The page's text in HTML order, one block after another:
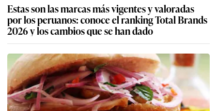
Estas son las marcas más vigentes y valoradas
por los peruanos: conoce el ranking Total Brands
2026 y los cambios que se han dado